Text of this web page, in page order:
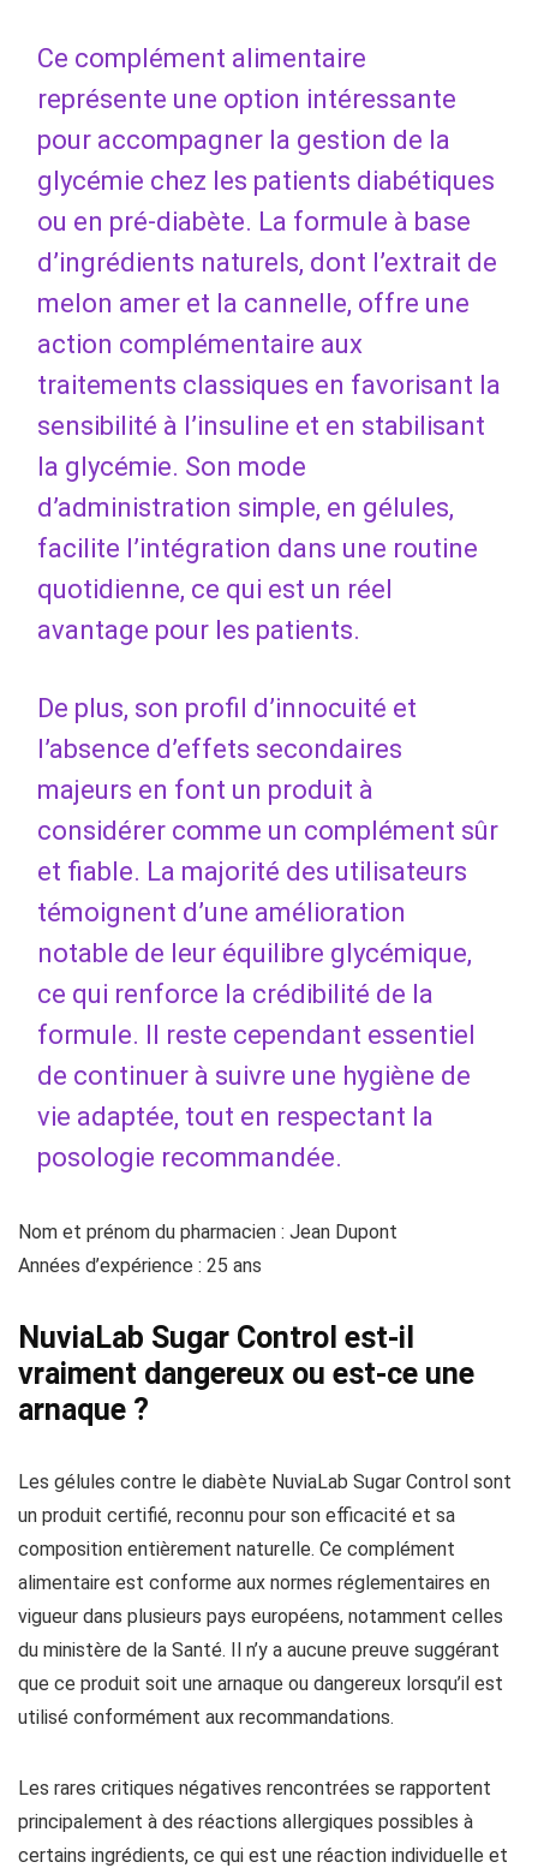
Ce complément alimentaire
représente une option intéressante
pour accompagner la gestion de la
glycémie chez les patients diabétiques
ou en pré-diabète. La formule à base
d’ingrédients naturels, dont l’extrait de
melon amer et la cannelle, offre une
action complémentaire aux
traitements classiques en favorisant la
sensibilité à l’insuline et en stabilisant
la glycémie. Son mode
d’administration simple, en gélules,
facilite l’intégration dans une routine
quotidienne, ce qui est un réel
avantage pour les patients.
De plus, son profil d’innocuité et
l’absence d’effets secondaires
majeurs en font un produit à
considérer comme un complément sûr
et fiable. La majorité des utilisateurs
témoignent d’une amélioration
notable de leur équilibre glycémique,
ce qui renforce la crédibilité de la
formule. Il reste cependant essentiel
de continuer à suivre une hygiène de
vie adaptée, tout en respectant la
posologie recommandée.
Nom et prénom du pharmacien : Jean Dupont
Années d’expérience : 25 ans
NuviaLab Sugar Control est-il
vraiment dangereux ou est-ce une
arnaque ?
Les gélules contre le diabète NuviaLab Sugar Control sont
un produit certifié, reconnu pour son efficacité et sa
composition entièrement naturelle. Ce complément
alimentaire est conforme aux normes réglementaires en
vigueur dans plusieurs pays européens, notamment celles
du ministère de la Santé. Il n’y a aucune preuve suggérant
que ce produit soit une arnaque ou dangereux lorsqu’il est
utilisé conformément aux recommandations.
Les rares critiques négatives rencontrées se rapportent
principalement à des réactions allergiques possibles à
certains ingrédients, ce qui est une réaction individuelle et